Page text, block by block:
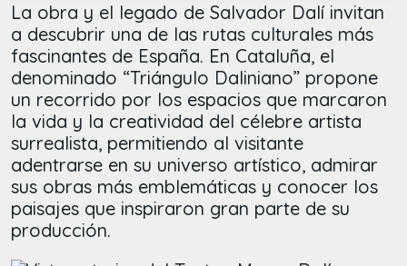
La obra y el legado de Salvador Dalí invitan
a descubrir una de las rutas culturales más
fascinantes de España. En Cataluña, el
denominado “Triángulo Daliniano” propone
un recorrido por los espacios que marcaron
la vida y la creatividad del célebre artista
surrealista, permitiendo al visitante
adentrarse en su universo artístico, admirar
sus obras más emblemáticas y conocer los
paisajes que inspiraron gran parte de su
producción.